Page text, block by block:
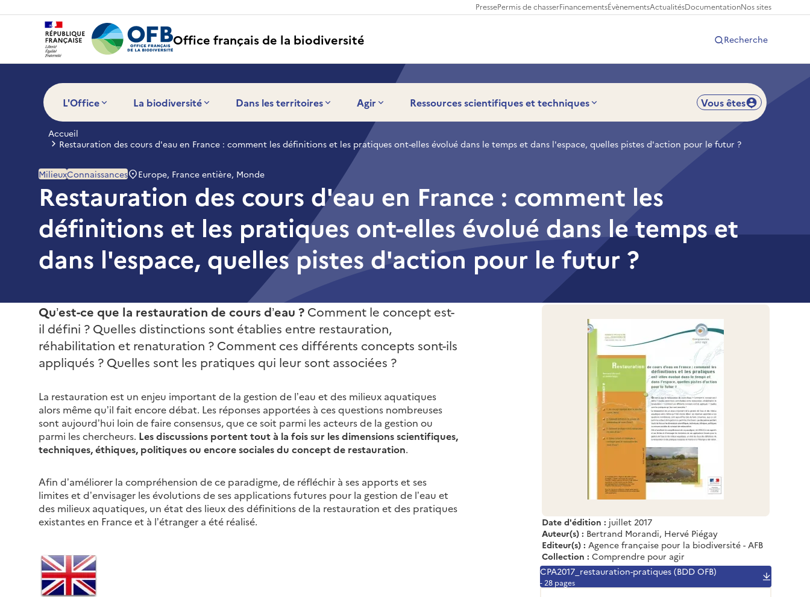
PressePermis de chasserFinancementsÉvènementsActualitésDocumentationNos sites
Office français de la biodiversité Recherche
L'Office La biodiversité Dans les territoires Agir Ressources scientifiques et techniques Vous êtes
Accueil
Restauration des cours d'eau en France : comment les définitions et les pratiques ont-elles évolué dans le temps et dans l'espace, quelles pistes d'action pour le futur ?
Restauration des cours d'eau en France : comment les
définitions et les pratiques ont-elles évolué dans le temps et
dans l'espace, quelles pistes d'action pour le futur ?
MilieuxConnaissances Europe, France entière, Monde
Qu’est-ce que la restauration de cours d’eau ? Comment le concept est-
il défini ? Quelles distinctions sont établies entre restauration,
réhabilitation et renaturation ? Comment ces différents concepts sont-ils
appliqués ? Quelles sont les pratiques qui leur sont associées ?
Date d'édition : juillet 2017
Auteur(s) : Bertrand Morandi, Hervé Piégay
Editeur(s) : Agence française pour la biodiversité - AFB
Collection : Comprendre pour agir
CPA2017_restauration-pratiques (BDD OFB)
- 28 pages
La restauration est un enjeu important de la gestion de l’eau et des milieux aquatiques
alors même qu’il fait encore débat. Les réponses apportées à ces questions nombreuses
sont aujourd’hui loin de faire consensus, que ce soit parmi les acteurs de la gestion ou
parmi les chercheurs. Les discussions portent tout à la fois sur les dimensions scientifiques,
techniques, éthiques, politiques ou encore sociales du concept de restauration.
Afin d’améliorer la compréhension de ce paradigme, de réfléchir à ses apports et ses
limites et d’envisager les évolutions de ses applications futures pour la gestion de l’eau et
des milieux aquatiques, un état des lieux des définitions de la restauration et des pratiques
existantes en France et à l’étranger a été réalisé.